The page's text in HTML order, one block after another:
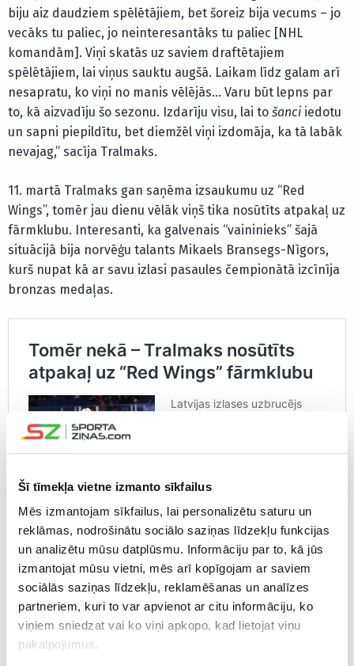
Šī tīmekļa vietne izmanto sīkfailus
Mēs izmantojam sīkfailus, lai personalizētu saturu un
reklāmas, nodrošinātu sociālo saziņas līdzekļu funkcijas
un analizētu mūsu datplūsmu. Informāciju par to, kā jūs
izmantojat mūsu vietni, mēs arī kopīgojam ar saviem
sociālās saziņas līdzekļu, reklamēšanas un analīzes
partneriem, kuri to var apvienot ar citu informāciju, ko
viņiem sniedzat vai ko viņi apkopo, kad lietojat viņu
pakalpojumus.
biju aiz daudziem spēlētājiem, bet šoreiz bija vecums – jo
vecāks tu paliec, jo neinteresantāks tu paliec [NHL
komandām]. Viņi skatās uz saviem draftētajiem
spēlētājiem, lai viņus sauktu augšā. Laikam līdz galam arī
nesapratu, ko viņi no manis vēlējās… Varu būt lepns par
to, kā aizvadīju šo sezonu. Izdarīju visu, lai to šanci iedotu
un sapni piepildītu, bet diemžēl viņi izdomāja, ka tā labāk
nevajag,” sacīja Tralmaks.
11. martā Tralmaks gan saņēma izsaukumu uz “Red
Wings”, tomēr jau dienu vēlāk viņš tika nosūtīts atpakaļ uz
fārmklubu. Interesanti, ka galvenais “vaininieks” šajā
situācijā bija norvēģu talants Mikaels Bransegs-Nīgors,
kurš nupat kā ar savu izlasi pasaules čempionātā izcīnīja
bronzas medaļas.
“Neesmu dusmīgs, jo tā dzīvē notiek, bet mani izsauca
augšā, jo bija ļoti daudz traumu. Norvēģis bija satraumējis